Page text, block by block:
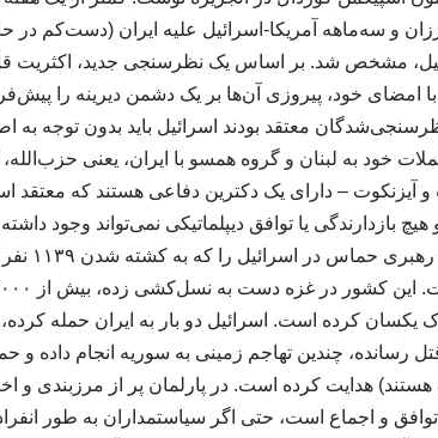
و سه‌ماهه آمریکا-اسرائیل علیه ایران (دست‌کم در
با امضای خود، پیروزی آن‌ها بر یک دشمن دیرینه را
معتقد بودند اسرائیل باید بدون توجه به
خود به لبنان و گروه همسو با ایران، یعنی
و آیزنکوت – دارای یک دکترین دفاعی هستند که
بازدارندگی یا توافق دیپلماتیکی نمی‌تواند وجود
یکسان کرده است. اسرائیل دو بار به ایران حمله کرده،
رسانده، چندین تهاجم زمینی به سوریه انجام داده و
هستند) هدایت کرده است. در پارلمان پر از مرزبندی و
و اجماع است، حتی اگر سیاستمداران به طور